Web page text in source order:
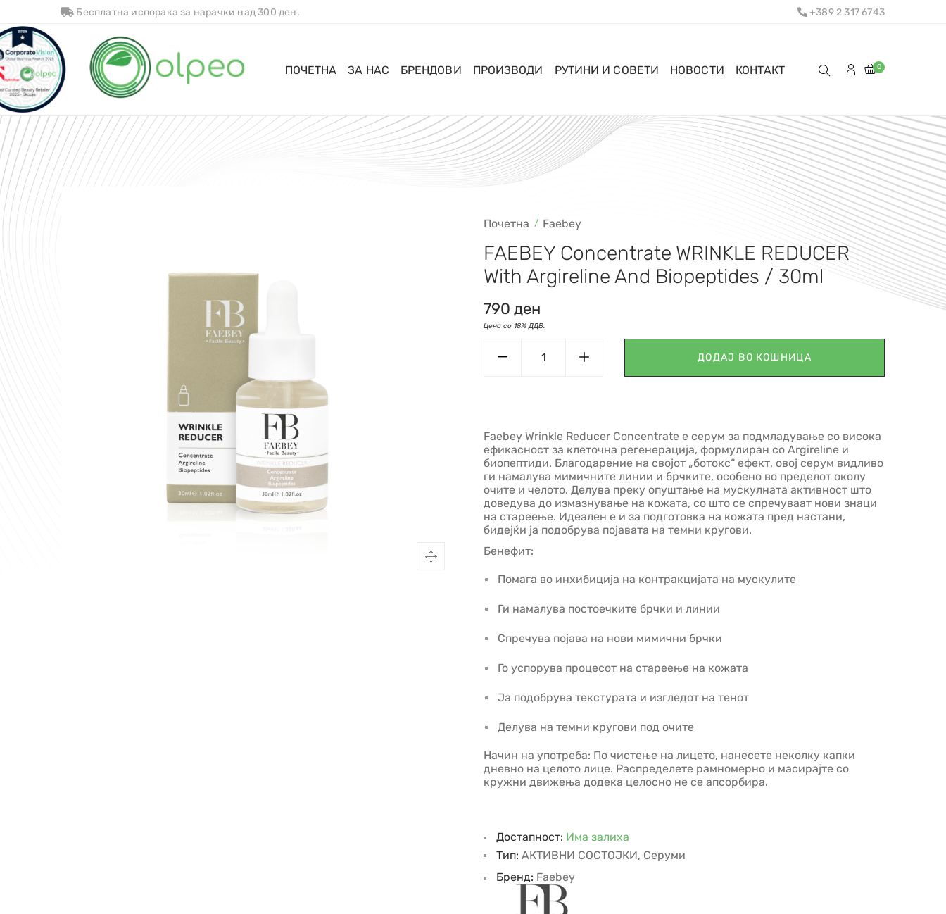
Бесплатна испорака за нарачки над 300 ден. +389 2 317 6743
ПОЧЕТНА ЗА НАС БРЕНДОВИ ПРОИЗВОДИ РУТИНИ И СОВЕТИ НОВОСТИ КОНТАКТ 0
Почетна Faebey
FAEBEY Concentrate WRINKLE REDUCER
With Argireline And Biopeptides / 30ml
790 ден
ДОДАЈ ВО КОШНИЦА
Faebey Wrinkle Reducer Concentrate е серум за подмладување со висока
ефикасност за клеточна регенерација, формулиран со Argireline и
биопептиди. Благодарение на својот „ботокс“ ефект, овој серум видливо
ги намалува мимичните линии и брчките, особено во пределот околу
очите и челото. Делува преку опуштање на мускулната активност што
доведува до измазнување на кожата, со што се спречуваат нови знаци
на стареење. Идеален е и за подготовка на кожата пред настани,
бидејќи ја подобрува појавата на темни кругови.
Бенефит:
Помага во инхибиција на контракцијата на мускулите
Ги намалува постоечките брчки и линии
Спречува појава на нови мимични брчки
Го успорува процесот на стареење на кожата
Ја подобрува текстурата и изгледот на тенот
Делува на темни кругови под очите
Начин на употреба: По чистење на лицето, нанесете неколку капки
дневно на целото лице. Распределете рамномерно и масирајте со
кружни движења додека целосно не се апсорбира.
Достапност: Има залиха
Тип: АКТИВНИ СОСТОЈКИ, Серуми
Бренд: Faebey